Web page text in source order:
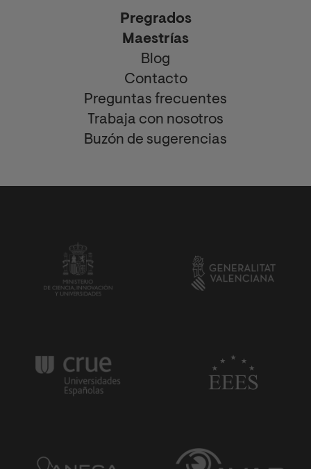
Pregrados
Maestrías
Blog
Contacto
Preguntas frecuentes
Trabaja con nosotros
Buzón de sugerencias